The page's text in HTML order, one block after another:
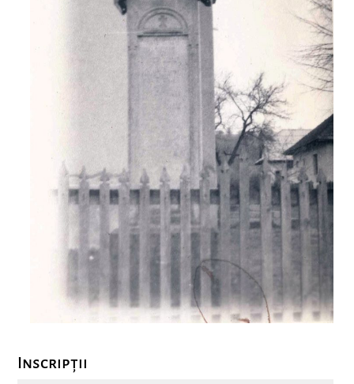
Inscripții